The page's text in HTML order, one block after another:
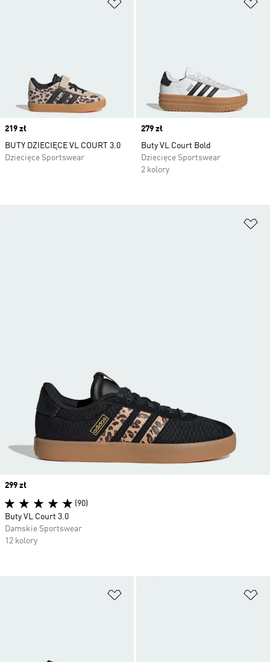
Price
219 zł
BUTY DZIECIĘCE VL COURT 3.0
Dziecięce Sportswear
Price
279 zł
Buty VL Court Bold
Dziecięce Sportswear
2 kolory
Price
299 zł
(90)
Buty VL Court 3.0
Damskie Sportswear
12 kolory